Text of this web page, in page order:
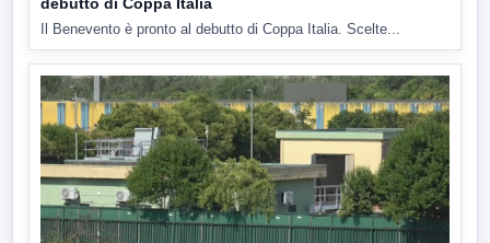
Il Benevento è pronto al debutto di Coppa Italia. Scelte...